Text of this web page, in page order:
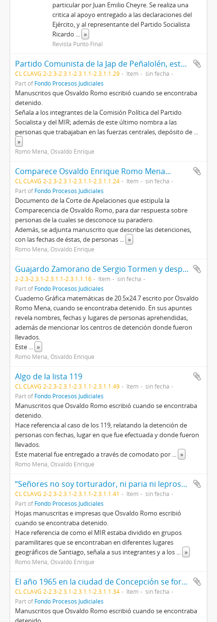
particular por Juan Emilio Cheyre. Se realiza una
critica al apoyo entregado a las declaraciones del
Ejército, y al representante del Partido Socialista
Ricardo ... »
Revista Punto Final
Partido Comunista de la Jap de Peñalolén, esta era la junta de abastecimientos y precios
CL CLAVG 2-2.3-2.3.1-2.3.1.1-2.3.1.1.29 Item
sin fecha
Part ofFondo Procesos Judiciales
Manuscritos que Osvaldo Romo escribió cuando se encontraba
detenido.
Señala a los integrantes de la Comisión Política del Partido
Socialista y del MIR; además de este último nombra a las
personas que trabajaban en las fuerzas centrales, depósito de ...
»
Romo Mena, Osvaldo Enrique
Comparece Osvaldo Enrique Romo Mena...
CL CLAVG 2-2.3-2.3.1-2.3.1.1-2.3.1.1.24 Item
sin fecha
Part ofFondo Procesos Judiciales
Documento de la Corte de Apelaciones que estipula la
Comparecencia de Osvaldo Romo, para dar respuesta sobre
personas de la cuales se desconoce su paradero.
Además, se adjunta manuscrito que describe las detenciones,
con las fechas de éstas, de personas ... »
Romo Mena, Osvaldo Enrique
Guajardo Zamorano de Sergio Tormen y después...
2-2.3-2.3.1-2.3.1.1-2.3.1.1.16 Item
sin fecha
Part ofFondo Procesos Judiciales
Cuaderno Gráfica matemáticas de 20.5x24.7 escrito por Osvaldo
Romo Mena, cuando se encontraba detenido. En sus apuntes
revela nombres, fechas y lugares de personas aprehendidas,
además de mencionar los centros de detención donde fueron
llevados.
Este ... »
Romo Mena, Osvaldo Enrique
Algo de la lista 119
CL CLAVG 2-2.3-2.3.1-2.3.1.1-2.3.1.1.49 Item
sin fecha
Part ofFondo Procesos Judiciales
Manuscritos que Osvaldo Romo escribió cuando se encontraba
detenido.
Hace referencia al caso de los 119, relatando la detención de
personas con fechas, lugar en que fue efectuada y donde fueron
llevados.
Este material fue entregado a través de comodato por ... »
Romo Mena, Osvaldo Enrique
“Señores no soy torturador, ni paria ni leproso, soy un patriota a mi manera”
CL CLAVG 2-2.3-2.3.1-2.3.1.1-2.3.1.1.41 Item
sin fecha
Part ofFondo Procesos Judiciales
Hojas manuscritas e impresas que Osvaldo Romo escribió
cuando se encontraba detenido.
Hace referencia de como el MIR estaba dividido en grupos
paramilitares que se encontraban en diferentes lugares
geográficos de Santiago, señala a sus integrantes y a los ... »
Romo Mena, Osvaldo Enrique
El año 1965 en la ciudad de Concepción se forma la 1° Comisión Política
CL CLAVG 2-2.3-2.3.1-2.3.1.1-2.3.1.1.34 Item
sin fecha
Part ofFondo Procesos Judiciales
Manuscritos que Osvaldo Romo escribió cuando se encontraba